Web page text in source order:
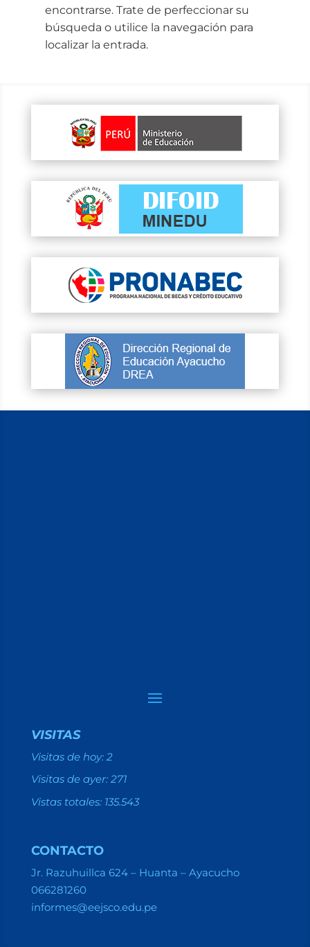
encontrarse. Trate de perfeccionar su
búsqueda o utilice la navegación para
localizar la entrada.
VISITAS
Visitas de hoy: 2
Visitas de ayer: 271
Vistas totales: 135.543
CONTACTO
Jr. Razuhuillca 624 – Huanta – Ayacucho
066281260
informes@eejsco.edu.pe